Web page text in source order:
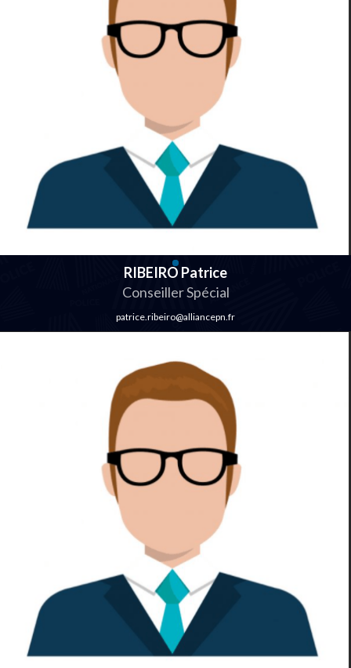
RIBEIRO Patrice
Conseiller Spécial
patrice.ribeiro@alliancepn.fr